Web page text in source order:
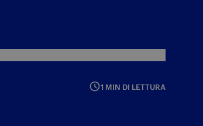
1 MIN DI LETTURA